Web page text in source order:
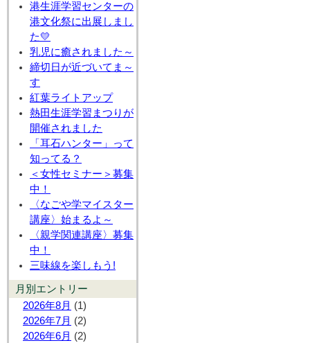
港生涯学習センターの
港文化祭に出展しまし
た💛
乳児に癒されました～
締切日が近づいてま～
す
紅葉ライトアップ
熱田生涯学習まつりが
開催されました
「耳石ハンター」って
知ってる？
＜女性セミナー＞募集
中！
〈なごや学マイスター
講座〉始まるよ～
〈親学関連講座〉募集
中！
三味線を楽しもう!
月別エントリー
2026年8月 (1)
2026年7月 (2)
2026年6月 (2)